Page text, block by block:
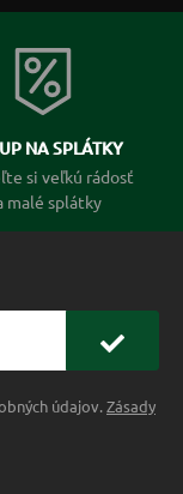
NA SPLÁTKY
si veľkú rádosť
malé splátky
údajov.Zásady